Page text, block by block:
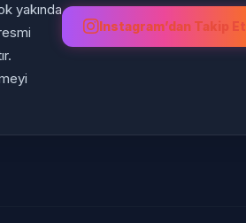
yakında
Instagram’dan Takip Et